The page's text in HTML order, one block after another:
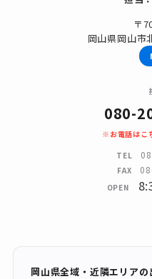
〒
岡山県岡山市
080-
※お電話はこ
TEL
FAX
OPEN
岡山県全域・近隣エリア